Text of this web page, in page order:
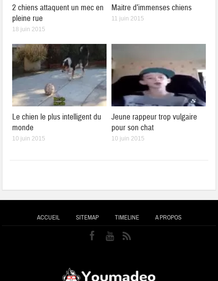
2 chiens attaquent un mec en
pleine rue
18 juin 2015
Maitre d’immenses chiens
11 juin 2015
Le chien le plus intelligent du
monde
10 juin 2015
Jeune rappeur trop vulgaire
pour son chat
10 juin 2015
ACCUEIL SITEMAP TIMELINE A PROPOS